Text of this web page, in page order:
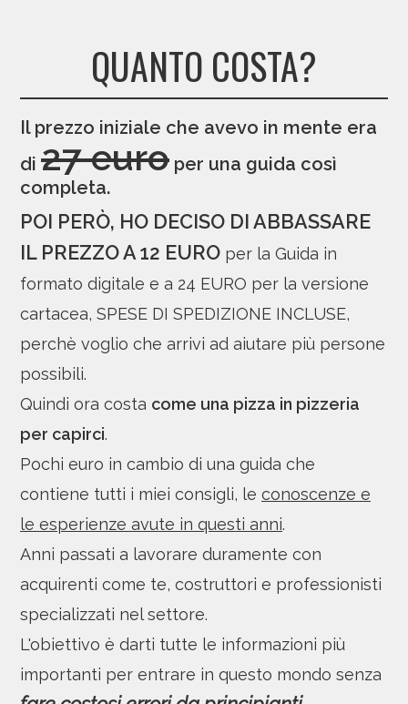
QUANTO COSTA?
Il prezzo iniziale che avevo in mente era
di 27 euro per una guida così
completa.
POI PERÒ, HO DECISO DI ABBASSARE
IL PREZZO A 12 EURO per la Guida in
formato digitale e a 24 EURO per la versione
cartacea, SPESE DI SPEDIZIONE INCLUSE,
perchè voglio che arrivi ad aiutare più persone
possibili.
Quindi ora costa come una pizza in pizzeria
per capirci.
Pochi euro in cambio di una guida che
contiene tutti i miei consigli, le conoscenze e
le esperienze avute in questi anni.
Anni passati a lavorare duramente con
acquirenti come te, costruttori e professionisti
specializzati nel settore.
L'obiettivo è darti tutte le informazioni più
importanti per entrare in questo mondo senza